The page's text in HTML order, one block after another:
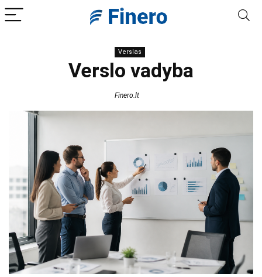
Verslas
Verslo vadyba
Finero.lt